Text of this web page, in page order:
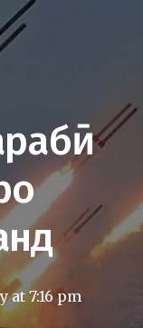
at 7:16 pm